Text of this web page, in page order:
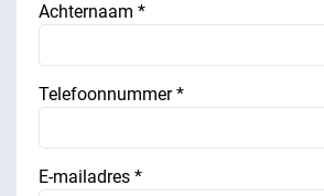
Achternaam *
Telefoonnummer *
E-mailadres *